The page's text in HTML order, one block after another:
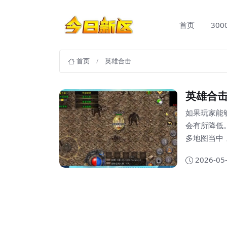
首页
首页 英雄合击
英雄合
如果玩家能
会有所降低
多地图当中
高。在传奇
2026-